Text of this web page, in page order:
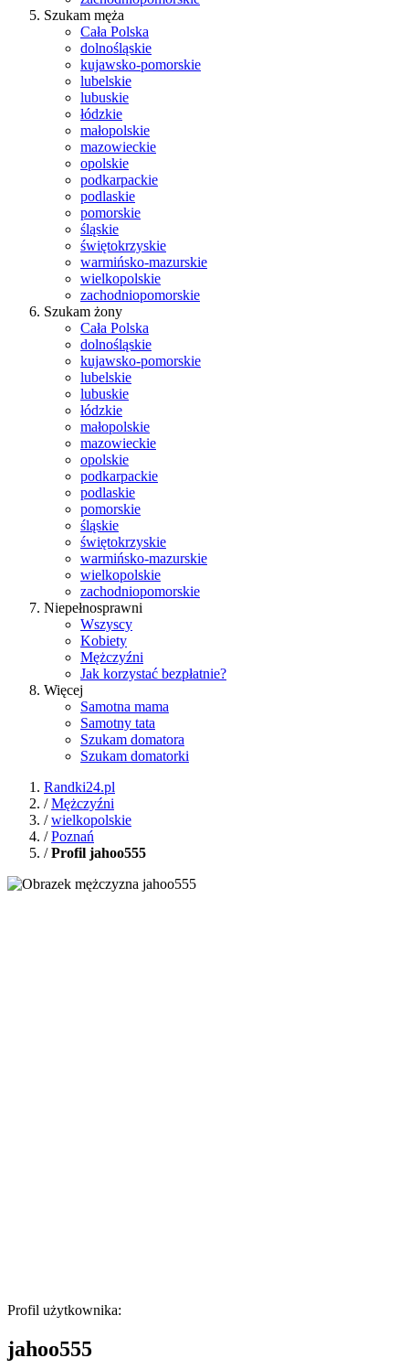
Szukam męża
Cała Polska
dolnośląskie
kujawsko-pomorskie
lubelskie
lubuskie
łódzkie
małopolskie
mazowieckie
opolskie
podkarpackie
podlaskie
pomorskie
śląskie
świętokrzyskie
warmińsko-mazurskie
wielkopolskie
zachodniopomorskie
Szukam żony
Cała Polska
dolnośląskie
kujawsko-pomorskie
lubelskie
lubuskie
łódzkie
małopolskie
mazowieckie
opolskie
podkarpackie
podlaskie
pomorskie
śląskie
świętokrzyskie
warmińsko-mazurskie
wielkopolskie
zachodniopomorskie
Niepełnosprawni
Wszyscy
Kobiety
Mężczyźni
Jak korzystać bezpłatnie?
Więcej
Samotna mama
Samotny tata
Szukam domatora
Szukam domatorki
Randki24.pl
/Mężczyźni
/wielkopolskie
/Poznań
/Profil jahoo555
Profil użytkownika:
jahoo555